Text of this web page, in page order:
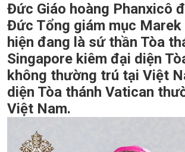
Đức Giáo hoàng Phanxicô
Đức Tổng giám mục
hiện đang là sứ thần Tòa
Singapore kiêm đại diện
không thường trú tại Việt
diện Tòa thánh Vatican
Việt Nam.